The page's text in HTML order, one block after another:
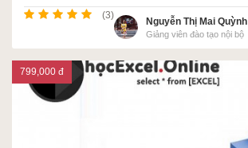
(3)
Nguyễn Thị Mai Quỳnh
Giảng viên đào tạo nội bộ
799,000 đ